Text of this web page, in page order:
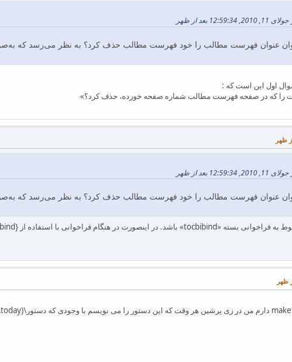
عنوان فهرست مطالب را خود فهرست مطالب حذف کرد؟ به نظر می‌رسد که
اول این است که :
را که در صفحه فهرست مطالب شماره صفحه خورده، حذف کرد؟»
عنوان فهرست مطالب را خود فهرست مطالب حذف کرد؟ به نظر می‌رسد که